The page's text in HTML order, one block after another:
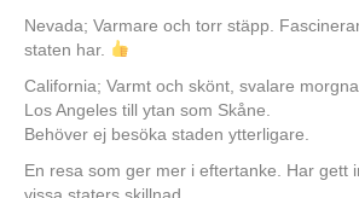
Nevada; Varmare och torr stäpp.
staten har.
California; Varmt och skönt, svalare
Los Angeles till ytan som Skåne.
Behöver ej besöka staden ytterligare.
En resa som ger mer i eftertanke. Har gett